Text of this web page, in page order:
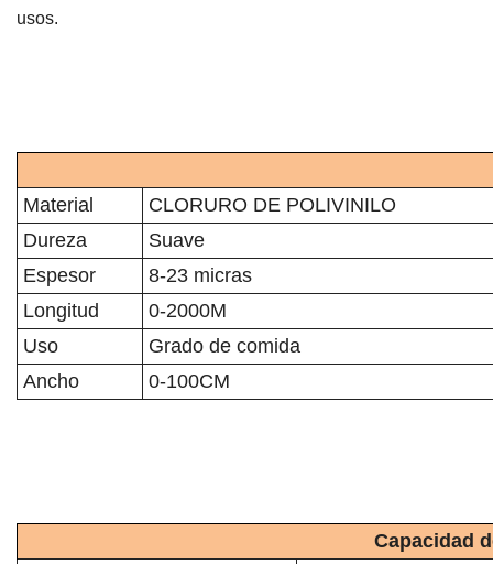
usos.
Material
CLORURO DE POLIVINILO
Dureza
Suave
Espesor
8-23 micras
Longitud
0-2000M
Uso
Grado de comida
Ancho
0-100CM
Capacidad